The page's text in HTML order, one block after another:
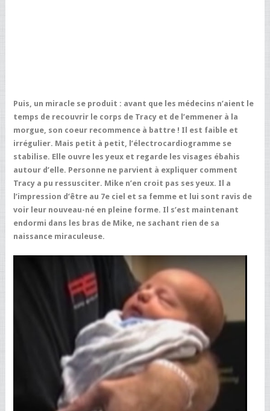
Puis, un miracle se produit : avant que les médecins n’aient le
temps de recouvrir le corps de Tracy et de l’emmener à la
morgue, son coeur recommence à battre ! Il est faible et
irrégulier. Mais petit à petit, l’électrocardiogramme se
stabilise. Elle ouvre les yeux et regarde les visages ébahis
autour d’elle. Personne ne parvient à expliquer comment
Tracy a pu ressusciter. Mike n’en croit pas ses yeux. Il a
l’impression d’être au 7e ciel et sa femme et lui sont ravis de
voir leur nouveau-né en pleine forme. Il s’est maintenant
endormi dans les bras de Mike, ne sachant rien de sa
naissance miraculeuse.